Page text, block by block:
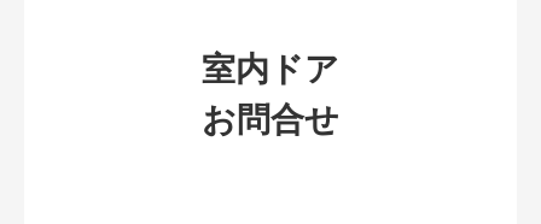
室内ドア
お問合せ